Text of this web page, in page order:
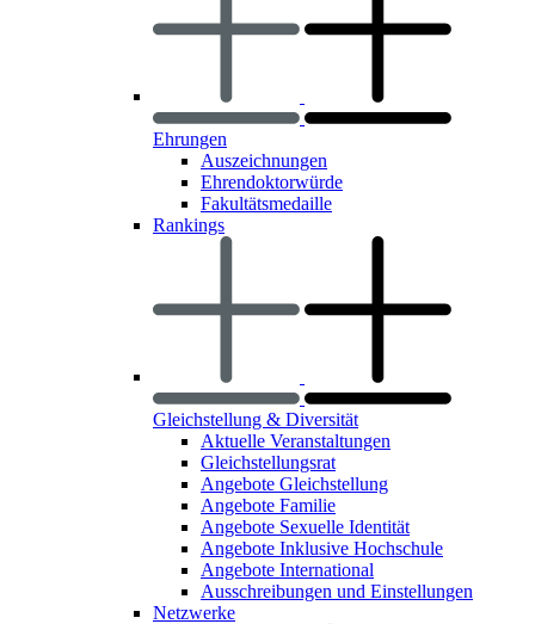
Ehrungen
Auszeichnungen
Ehrendoktorwürde
Fakultätsmedaille
Rankings
Gleichstellung & Diversität
Aktuelle Veranstaltungen
Gleichstellungsrat
Angebote Gleichstellung
Angebote Familie
Angebote Sexuelle Identität
Angebote Inklusive Hochschule
Angebote International
Ausschreibungen und Einstellungen
Netzwerke